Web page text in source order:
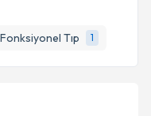
Fonksiyonel Tıp 1